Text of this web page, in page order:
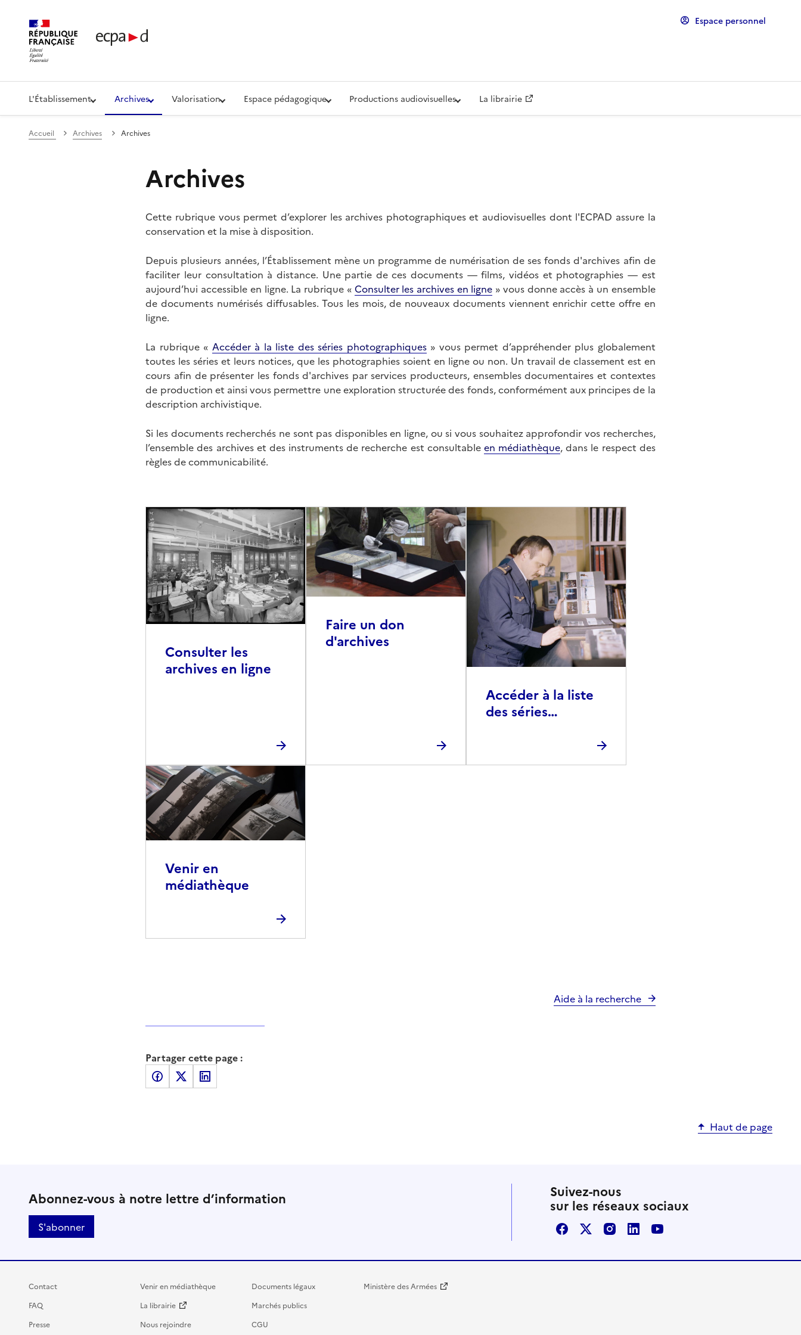
Établissement de communication et de production audiovisuelle de la Défense (ECPAD) Espace personnel
L'Établissement Archives Valorisation Espace pédagogique Productions audiovisuelles La librairie
Accueil Archives Archives
Archives
Cette rubrique vous permet d’explorer les archives photographiques et audiovisuelles dont l'ECPAD assure la
conservation et la mise à disposition.
Depuis plusieurs années, l’Établissement mène un programme de numérisation de ses fonds d'archives afin de
faciliter leur consultation à distance. Une partie de ces documents — films, vidéos et photographies — est
aujourd’hui accessible en ligne. La rubrique « Consulter les archives en ligne » vous donne accès à un ensemble
de documents numérisés diffusables. Tous les mois, de nouveaux documents viennent enrichir cette offre en
ligne.
La rubrique « Accéder à la liste des séries photographiques» vous permet d’appréhender plus globalement
toutes les séries et leurs notices, que les photographies soient en ligne ou non. Un travail de classement est en
cours afin de présenter les fonds d'archives par services producteurs, ensembles documentaires et contextes
de production et ainsi vous permettre une exploration structurée des fonds, conformément aux principes de la
description archivistique.
Si les documents recherchés ne sont pas disponibles en ligne, ou si vous souhaitez approfondir vos recherches,
l’ensemble des archives et des instruments de recherche est consultable en médiathèque, dans le respect des
règles de communicabilité.
Consulter les
archives en ligne
Faire un don
d'archives
Accéder à la liste
des séries
Venir en
médiathèque
Aide à la recherche
Partager cette page :
Partager sur Facebook
Partager sur XPartager sur LinkedIn
Haut de page
Abonnez-vous à notre lettre d’information
S'abonner
Suivez-nous
sur les réseaux sociaux
FacebookX / TwitterInstagram
LinkedInYoutube
Contact
FAQ
Presse
Venir en médiathèque
La librairie
Nous rejoindre
Documents légaux
Marchés publics
CGU
Ministère des Armées